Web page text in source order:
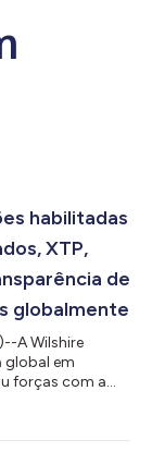
habilitadas
XTP,
de
globalmente
)--A Wilshire
global em
forças com a
a